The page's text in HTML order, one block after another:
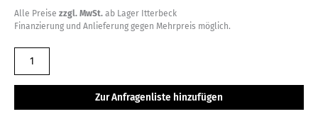
Alle Preise zzgl. MwSt. ab Lager Itterbeck
Finanzierung und Anlieferung gegen Mehrpreis möglich.
PRONAR
Schnee-
Planierschild
Zur Anfragenliste hinzufügen